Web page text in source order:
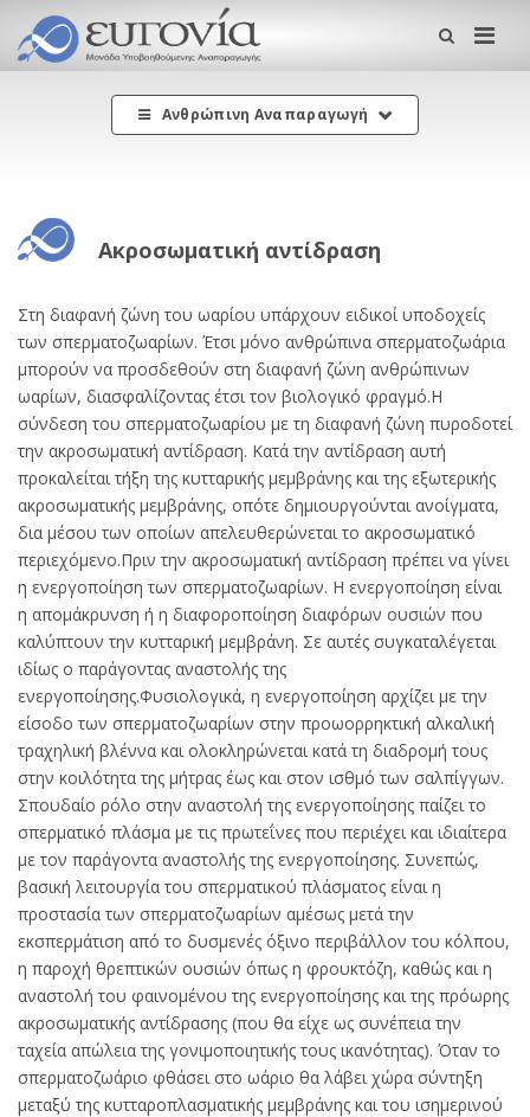
Ανθρώπινη Αναπαραγωγή
Ακροσωματική αντίδραση
Στη διαφανή ζώνη του ωαρίου υπάρχουν ειδικοί υποδοχείς
των σπερματοζωαρίων. Έτσι μόνο ανθρώπινα σπερματοζωάρια
μπορούν να προσδεθούν στη διαφανή ζώνη ανθρώπινων
ωαρίων, διασφαλίζοντας έτσι τον βιολογικό φραγμό.Η
σύνδεση του σπερματοζωαρίου με τη διαφανή ζώνη πυροδοτεί
την ακροσωματική αντίδραση. Κατά την αντίδραση αυτή
προκαλείται τήξη της κυτταρικής μεμβράνης και της εξωτερικής
ακροσωματικής μεμβράνης, οπότε δημιουργούνται ανοίγματα,
δια μέσου των οποίων απελευθερώνεται το ακροσωματικό
περιεχόμενο.Πριν την ακροσωματική αντίδραση πρέπει να γίνει
η ενεργοποίηση των σπερματοζωαρίων. Η ενεργοποίηση είναι
η απομάκρυνση ή η διαφοροποίηση διαφόρων ουσιών που
καλύπτουν την κυτταρική μεμβράνη. Σε αυτές συγκαταλέγεται
ιδίως ο παράγοντας αναστολής της
ενεργοποίησης.Φυσιολογικά, η ενεργοποίηση αρχίζει με την
είσοδο των σπερματοζωαρίων στην προωορρηκτική αλκαλική
τραχηλική βλέννα και ολοκληρώνεται κατά τη διαδρομή τους
στην κοιλότητα της μήτρας έως και στον ισθμό των σαλπίγγων.
Σπουδαίο ρόλο στην αναστολή της ενεργοποίησης παίζει το
σπερματικό πλάσμα με τις πρωτεΐνες που περιέχει και ιδιαίτερα
με τον παράγοντα αναστολής της ενεργοποίησης. Συνεπώς,
βασική λειτουργία του σπερματικού πλάσματος είναι η
προστασία των σπερματοζωαρίων αμέσως μετά την
εκσπερμάτιση από το δυσμενές όξινο περιβάλλον του κόλπου,
η παροχή θρεπτικών ουσιών όπως η φρουκτόζη, καθώς και η
αναστολή του φαινομένου της ενεργοποίησης και της πρόωρης
ακροσωματικής αντίδρασης (που θα είχε ως συνέπεια την
ταχεία απώλεια της γονιμοποιητικής τους ικανότητας). Όταν το
σπερματοζωάριο φθάσει στο ωάριο θα λάβει χώρα σύντηξη
μεταξύ της κυτταροπλασματικής μεμβράνης και του ισημερινού